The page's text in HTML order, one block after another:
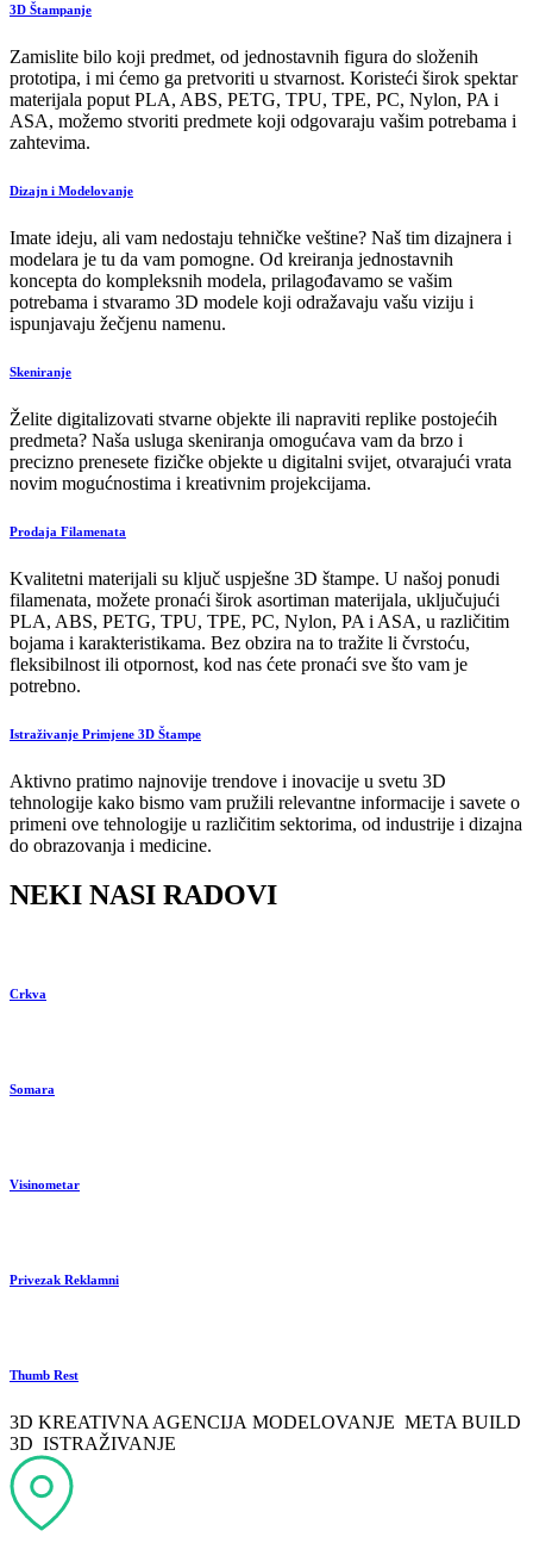
3D Štampanje
Zamislite bilo koji predmet, od jednostavnih figura do složenih
prototipa, i mi ćemo ga pretvoriti u stvarnost. Koristeći širok spektar
materijala poput PLA, ABS, PETG, TPU, TPE, PC, Nylon, PA i
ASA, možemo stvoriti predmete koji odgovaraju vašim potrebama i
zahtevima.
Dizajn i Modelovanje
Imate ideju, ali vam nedostaju tehničke veštine? Naš tim dizajnera i
modelara je tu da vam pomogne. Od kreiranja jednostavnih
koncepta do kompleksnih modela, prilagođavamo se vašim
potrebama i stvaramo 3D modele koji odražavaju vašu viziju i
ispunjavaju žečjenu namenu.
Skeniranje
Želite digitalizovati stvarne objekte ili napraviti replike postojećih
predmeta? Naša usluga skeniranja omogućava vam da brzo i
precizno prenesete fizičke objekte u digitalni svijet, otvarajući vrata
novim mogućnostima i kreativnim projekcijama.
Prodaja Filamenata
Kvalitetni materijali su ključ uspješne 3D štampe. U našoj ponudi
filamenata, možete pronaći širok asortiman materijala, uključujući
PLA, ABS, PETG, TPU, TPE, PC, Nylon, PA i ASA, u različitim
bojama i karakteristikama. Bez obzira na to tražite li čvrstoću,
fleksibilnost ili otpornost, kod nas ćete pronaći sve što vam je
potrebno.
Istraživanje Primjene 3D Štampe
Aktivno pratimo najnovije trendove i inovacije u svetu 3D
tehnologije kako bismo vam pružili relevantne informacije i savete o
primeni ove tehnologije u različitim sektorima, od industrije i dizajna
do obrazovanja i medicine.
NEKI NASI RADOVI
Crkva
Somara
Visinometar
Privezak Reklamni
Thumb Rest
3D KREATIVNA AGENCIJA MODELOVANJE META BUILD
3D ISTRAŽIVANJE